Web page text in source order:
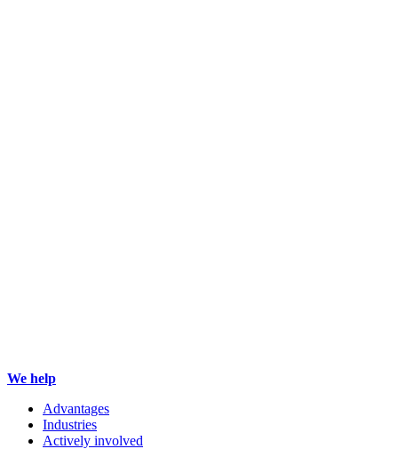
We help
Advantages
Industries
Actively involved